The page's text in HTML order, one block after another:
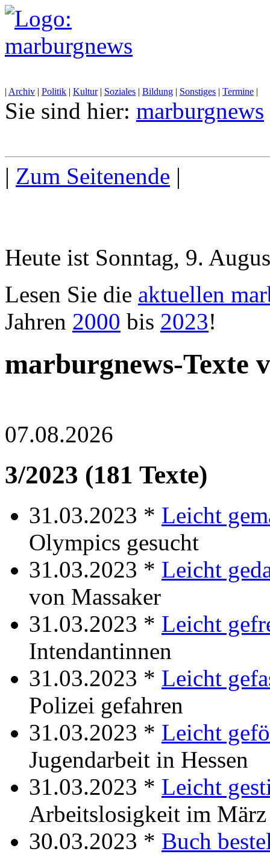
| Archiv | Politik | Kultur| Soziales | Bildung | Sonstiges | Termine |
Sie sind hier: marburgnews
| Zum Seitenende |
Heute ist Sonntag, 9.
Lesen Sie die aktuellen
Jahren 2000 bis 2023!
marburgnews-Texte
07.08.2026
3/2023 (181 Texte)
31.03.2023 * Leicht
Olympics gesucht
31.03.2023 * Leicht
von Massaker
31.03.2023 * Leicht
Intendantinnen
31.03.2023 * Leicht
Polizei gefahren
31.03.2023 * Leicht
Jugendarbeit in Hessen
31.03.2023 * Leicht
Arbeitslosigkeit im März
30.03.2023 * Buch